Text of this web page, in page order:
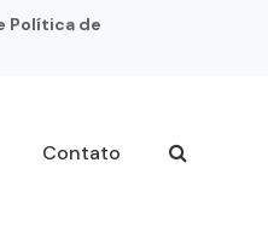
Política de
Contato